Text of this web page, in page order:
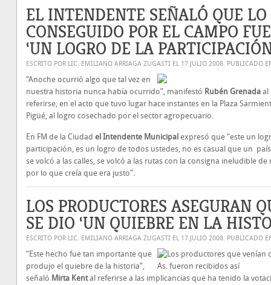
EL INTENDENTE SEÑALÓ QUE LO
CONSEGUIDO POR EL CAMPO FUE
‘UN LOGRO DE LA
ESCRITO POR LIC. EMILIANO ARRIAGA ZUGASTI EL 17 JULIO 2008. PUBLICADO
“Anoche ocurrió algo que tal vez en
nuestra historia nunca había ocurrido”, manifestó Rubén Grenada al
referirse, en el acto que tuvo lugar hace instantes en la Plaza
Pigüé, al logro cosechado por el sector agropecuario.
En FM de la Ciudad el Intendente Municipal expresó que “este un
participación, es un logro de todos ustedes, no es casual que un
se volcó a las calles, se volcó a las rutas con la consigna ineludible de
por lo que creía que era justo”.
LOS PRODUCTORES ASEGURAN
SE DIO ‘UN QUIEBRE EN LA
ESCRITO POR LIC. EMILIANO ARRIAGA ZUGASTI EL 17 JULIO 2008. PUBLICADO
“Este hecho fue tan importante que
produjo el quiebre de la historia”,
señaló Mirta Kental referirse a las implicancias que ha tenido la